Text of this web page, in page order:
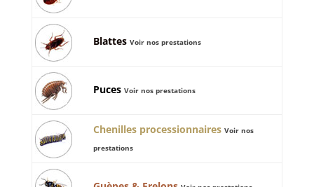
Blattes Voir nos prestations
Puces Voir nos prestations
Chenilles processionnaires Voir nos
prestations